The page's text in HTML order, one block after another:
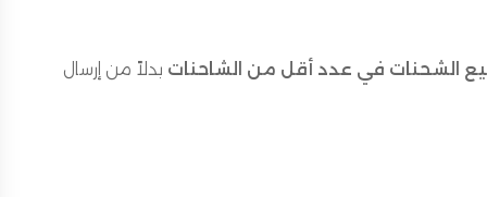
الشحنات في عدد أقل من الشاحنات بدلاً من إرسال